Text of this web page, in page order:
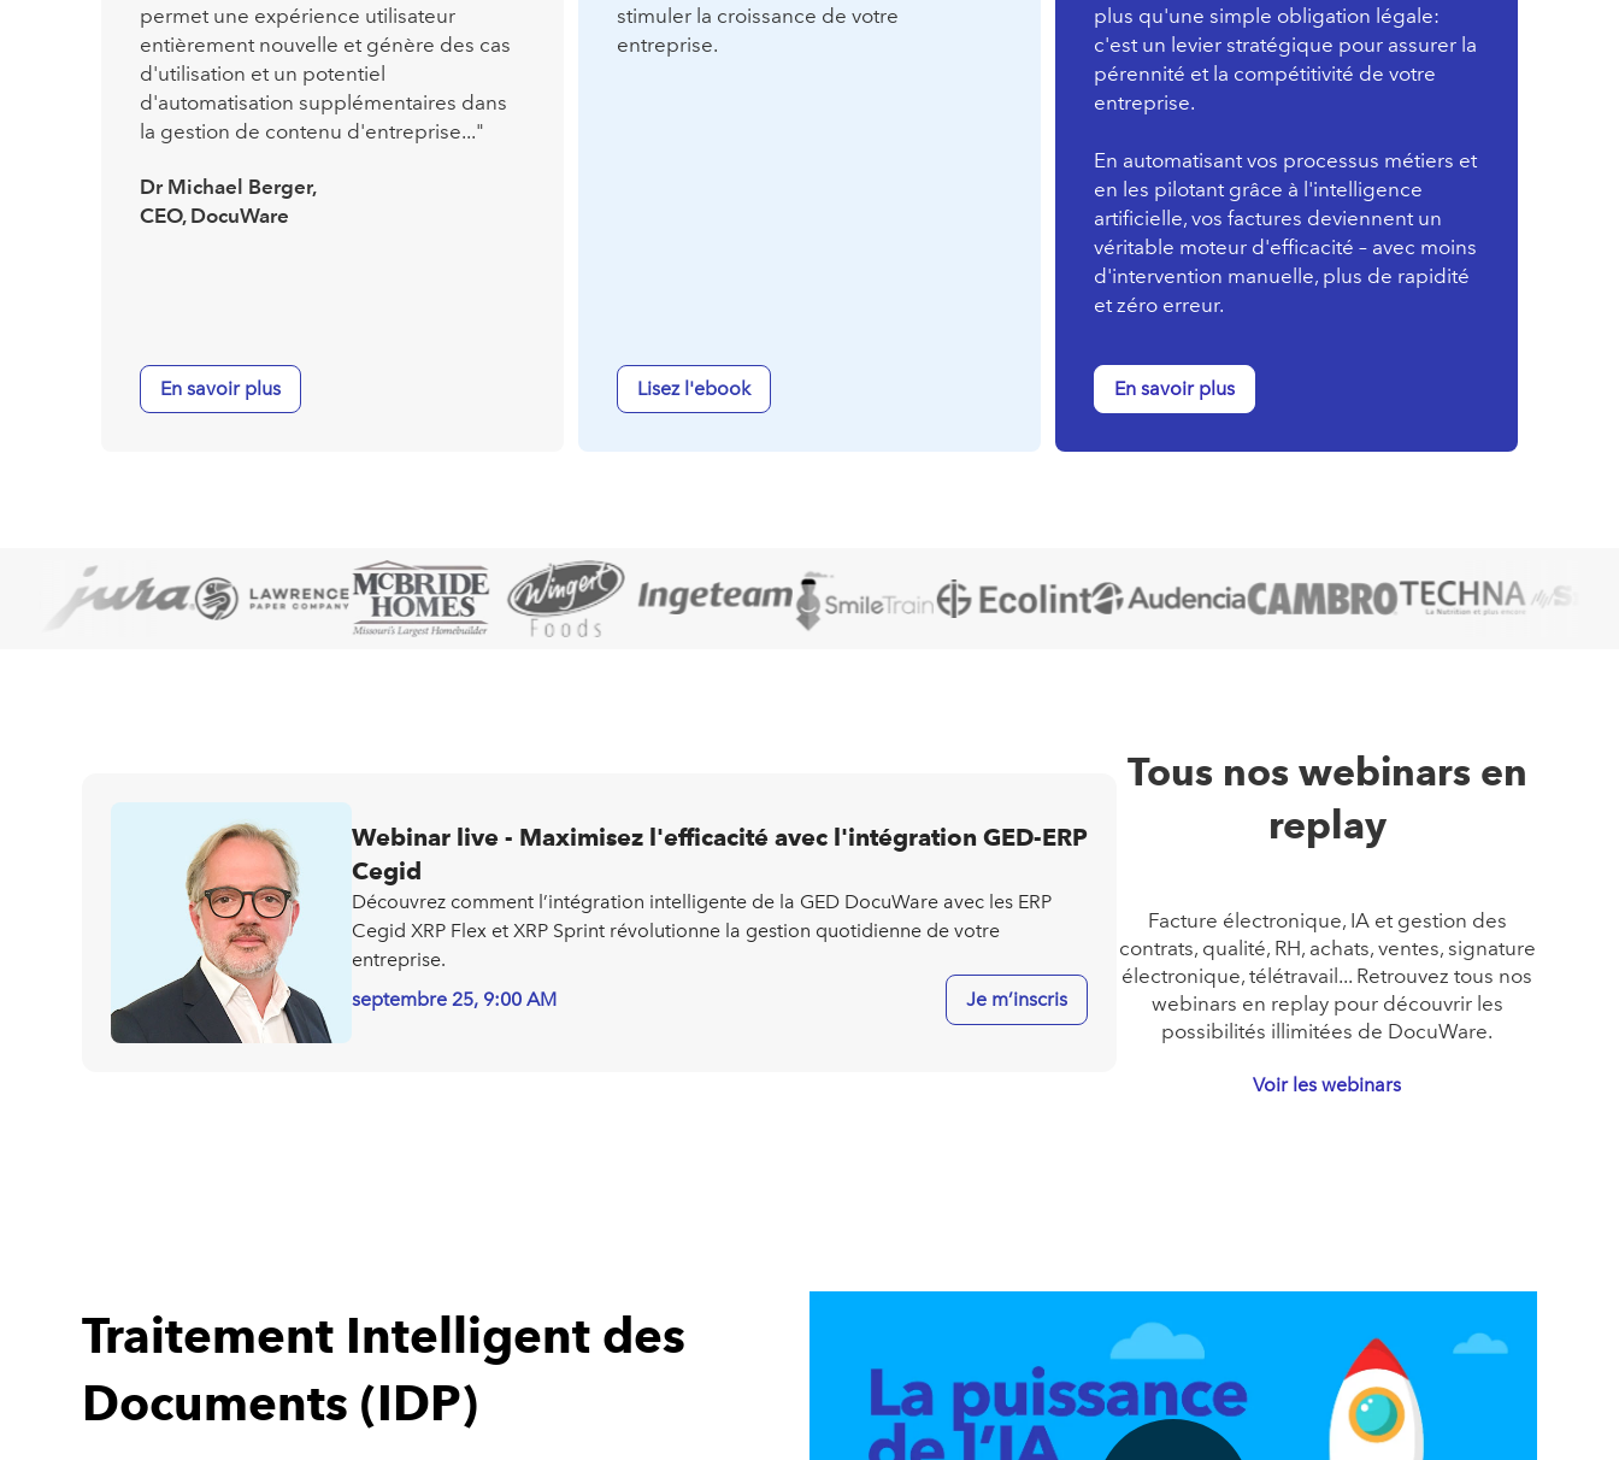
permet une expérience utilisateur
entièrement nouvelle et génère des cas
d'utilisation et un potentiel
d'automatisation supplémentaires dans
la gestion de contenu d'entreprise..."
Dr Michael Berger,
CEO, DocuWare
En savoir plus
stimuler la croissance de votre
entreprise.
Lisez l'ebook
plus qu'une simple obligation légale:
c'est un levier stratégique pour assurer la
pérennité et la compétitivité de votre
entreprise.
En automatisant vos processus métiers et
en les pilotant grâce à l'intelligence
artificielle, vos factures deviennent un
véritable moteur d'efficacité – avec moins
d'intervention manuelle, plus de rapidité
et zéro erreur.
En savoir plus
Webinar live - Maximisez l'efficacité avec l'intégration GED-ERP
Cegid
Découvrez comment l’intégration intelligente de la GED DocuWare avec les ERP
Cegid XRP Flex et XRP Sprint révolutionne la gestion quotidienne de votre
entreprise.
septembre 25, 9:00 AM
Je m’inscris
Tous nos webinars en
replay
Facture électronique, IA et gestion des
contrats, qualité, RH, achats, ventes, signature
électronique, télétravail... Retrouvez tous nos
webinars en replay pour découvrir les
possibilités illimitées de DocuWare.
Voir les webinars
Traitement Intelligent des
Documents (IDP)